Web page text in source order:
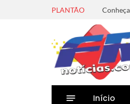
PLANTÃO
Início